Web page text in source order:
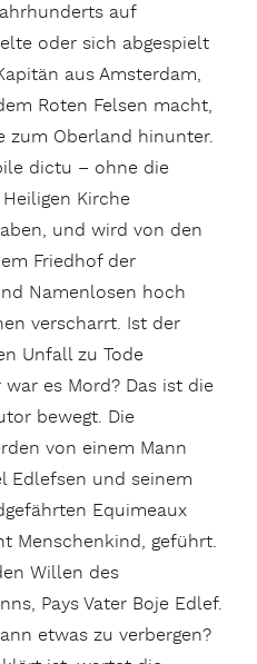
auf
oder sich abgespielt
aus Amsterdam,
Roten Felsen macht,
zum Oberland hinunter.
dictu – ohne die
Kirche
und wird von den
Friedhof der
Namenlosen hoch
verscharrt. Ist der
Unfall zu Tode
es Mord? Das ist die
bewegt. Die
von einem Mann
Edlefsen und seinem
Equimeaux
Menschenkind, geführt.
Willen des
Pays Vater Boje Edlef.
etwas zu verbergen?